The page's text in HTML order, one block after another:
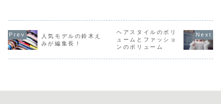
がなくなったり、
どこかが痛かった
りでいろんな選択
肢が減っていく世
ていますか？リン
ました。今回の見
ル作品です。池田
はちさんの絵と段
ボールが合ってい
上がりでした。段
人気モデルの鈴木え
みが編集長！
ヘアスタイルのボリ
ュームとファッショ
ンのボリューム